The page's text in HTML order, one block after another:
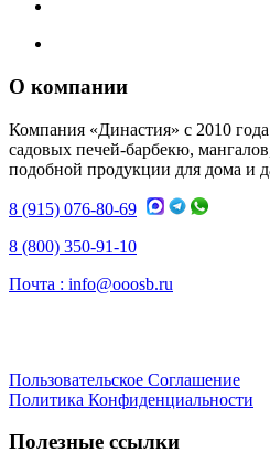
О компании
Компания «Династия» с 2010
садовых печей-барбекю,
подобной продукции для дома и
8 (915) 076-80-69
8 (800) 350-91-10
Почта : info@ooosb.ru
Пользовательское Соглашение
Политика Конфиденциальности
Полезные ссылки